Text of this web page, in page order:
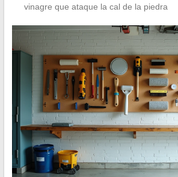
vinagre que ataque la cal de la piedra